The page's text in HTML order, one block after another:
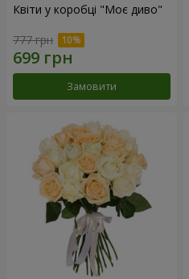
Квіти у коробці "Моє диво"
777 грн
Замовити